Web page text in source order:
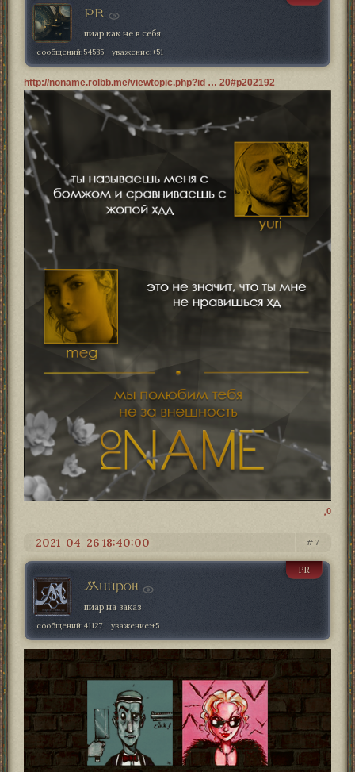
PR
пиар как не в себя
сообщений:54585 уважение:+51
http://noname.rolbb.me/viewtopic.php?id … 20#p202192
0
7
2021-04-26 18:40:00
Мийрон
PR
пиар на заказ
сообщений:41127 уважение:+5